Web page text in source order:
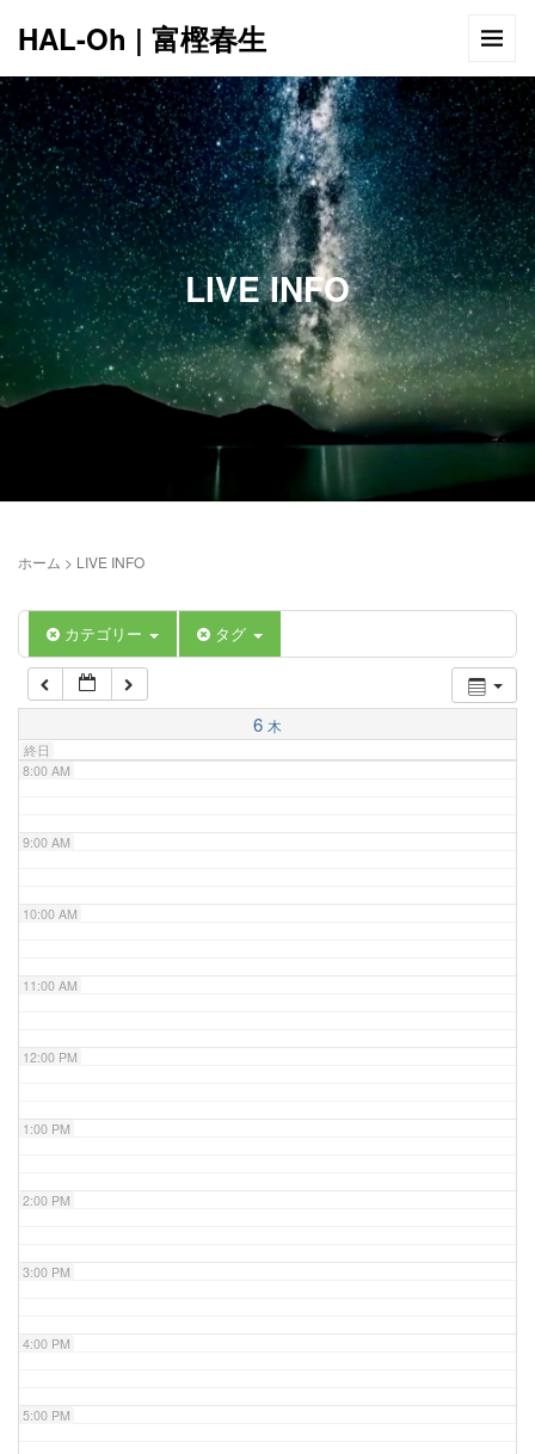
HAL-Oh | 富樫春生
LIVE INFO
ホーム > LIVE INFO
カテゴリー タグ
6 木
終日
12:00 AM
1:00 AM
2:00 AM
5:00 AM
6:00 AM
7:00 AM
8:00 AM
9:00 AM
10:00 AM
11:00 AM
12:00 PM
1:00 PM
2:00 PM
3:00 PM
4:00 PM
5:00 PM